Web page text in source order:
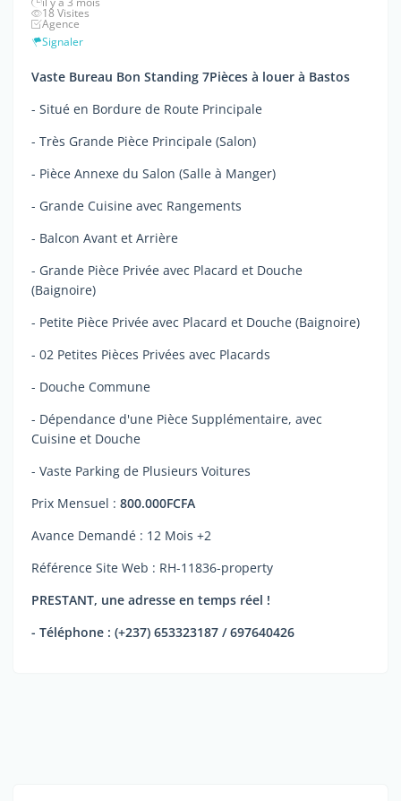
18 Visites
Agence
Signaler
Vaste Bureau Bon Standing 7Pièces à louer à Bastos
- Situé en Bordure de Route Principale
- Très Grande Pièce Principale (Salon)
- Pièce Annexe du Salon (Salle à Manger)
- Grande Cuisine avec Rangements
- Balcon Avant et Arrière
- Grande Pièce Privée avec Placard et Douche
(Baignoire)
- Petite Pièce Privée avec Placard et Douche (Baignoire)
- 02 Petites Pièces Privées avec Placards
- Douche Commune
- Dépendance d'une Pièce Supplémentaire, avec
Cuisine et Douche
- Vaste Parking de Plusieurs Voitures
Prix Mensuel : 800.000FCFA
Avance Demandé : 12 Mois +2
Référence Site Web : RH-11836-property
PRESTANT, une adresse en temps réel !
- Téléphone : (+237) 653323187 / 697640426